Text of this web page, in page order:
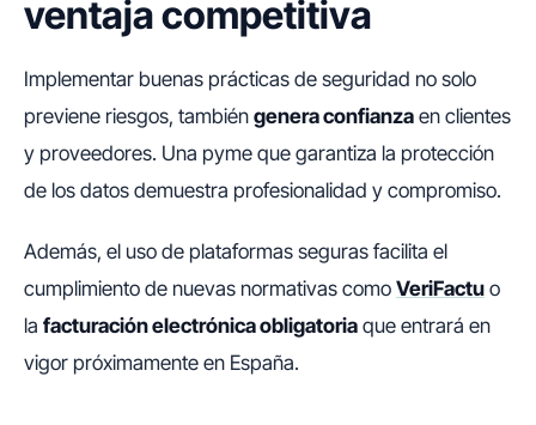
ventaja competitiva
Implementar buenas prácticas de seguridad no solo
previene riesgos, también genera confianza en clientes
y proveedores. Una pyme que garantiza la protección
de los datos demuestra profesionalidad y compromiso.
Además, el uso de plataformas seguras facilita el
cumplimiento de nuevas normativas como VeriFactu o
la facturación electrónica obligatoria que entrará en
vigor próximamente en España.